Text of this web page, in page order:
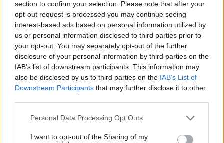
section to confirm your selection. Please note that after your
opt-out request is processed you may continue seeing
interest-based ads based on personal information utilized by
us or personal information disclosed to third parties prior to
your opt-out. You may separately opt-out of the further
disclosure of your personal information by third parties on the
IAB’s list of downstream participants. This information may
also be disclosed by us to third parties on the IAB’s List of
Downstream Participants that may further disclose it to other
Please note that this website/app uses one or more Google
not limited to your visit or usage behaviour. You may click to
Personal Data Processing Opt Outs
I want to opt-out of the Sharing of my